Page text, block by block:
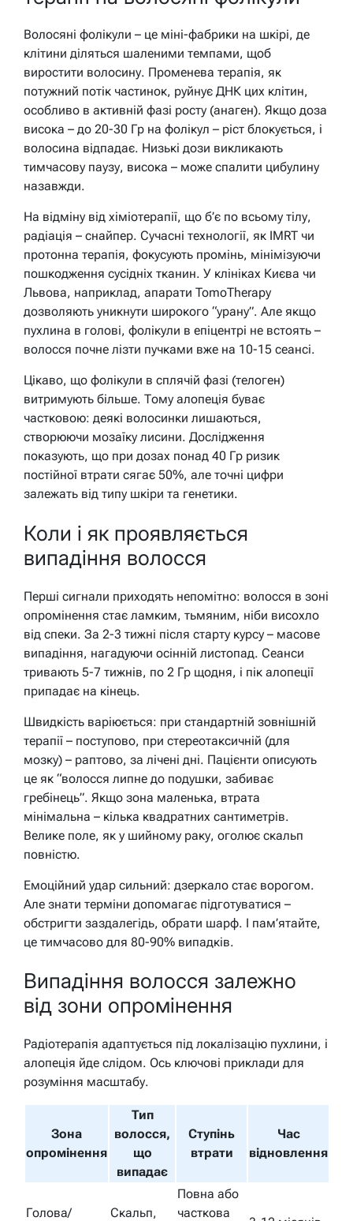
Волосяні фолікули – це міні-фабрики на шкірі, де
клітини діляться шаленими темпами, щоб
виростити волосину. Променева терапія, як
потужний потік частинок, руйнує ДНК цих клітин,
особливо в активній фазі росту (анаген). Якщо доза
висока – до 20-30 Гр на фолікул – ріст блокується, і
волосина відпадає. Низькі дози викликають
тимчасову паузу, висока – може спалити цибулину
назавжди.
На відміну від хіміотерапії, що б’є по всьому тілу,
радіація – снайпер. Сучасні технології, як IMRT чи
протонна терапія, фокусують промінь, мінімізуючи
пошкодження сусідніх тканин. У клініках Києва чи
Львова, наприклад, апарати TomoTherapy
дозволяють уникнути широкого “урану”. Але якщо
пухлина в голові, фолікули в епіцентрі не встоять –
волосся почне лізти пучками вже на 10-15 сеансі.
Цікаво, що фолікули в сплячій фазі (телоген)
витримують більше. Тому алопеція буває
частковою: деякі волосинки лишаються,
створюючи мозаїку лисини. Дослідження
показують, що при дозах понад 40 Гр ризик
постійної втрати сягає 50%, але точні цифри
залежать від типу шкіри та генетики.
Коли і як проявляється
випадіння волосся
Перші сигнали приходять непомітно: волосся в зоні
опромінення стає ламким, тьмяним, ніби висохло
від спеки. За 2-3 тижні після старту курсу – масове
випадіння, нагадуючи осінній листопад. Сеанси
тривають 5-7 тижнів, по 2 Гр щодня, і пік алопеції
припадає на кінець.
Швидкість варіюється: при стандартній зовнішній
терапії – поступово, при стереотаксичній (для
мозку) – раптово, за лічені дні. Пацієнти описують
це як “волосся липне до подушки, забиває
гребінець”. Якщо зона маленька, втрата
мінімальна – кілька квадратних сантиметрів.
Велике поле, як у шийному раку, оголює скальп
повністю.
Емоційний удар сильний: дзеркало стає ворогом.
Але знати терміни допомагає підготуватися –
обстригти заздалегідь, обрати шарф. І пам’ятайте,
це тимчасово для 80-90% випадків.
Випадіння волосся залежно
від зони опромінення
Радіотерапія адаптується під локалізацію пухлини, і
алопеція йде слідом. Ось ключові приклади для
розуміння масштабу.
Зона
опромінення
Тип
волосся,
що
випадає
Ступінь
втрати
Час
відновлення
Голова/ Скальп,
Повна або
часткова